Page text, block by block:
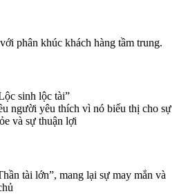
phân khúc khách hàng tầm trung.
sinh lộc tài”
người yêu thích vì nó biểu thị cho sự
và sự thuận lợi
tài lớn”, mang lại sự may mắn và